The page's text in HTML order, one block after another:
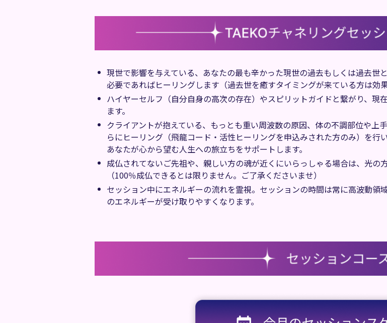
現世で影響を与えている、あなたの最も辛かった現世の過去もしくは過去世
必要であればヒーリングします（過去世を癒すタイミングが来ている方は効
ハイヤーセルフ（自分自身の高次の存在）やスピリットガイドと繋がり、
ます。
クライアントが抱えている、もっとも重い周波数の原因、体の不調部位や上
らにヒーリング（飛龍コード・活性ヒーリングを申込みされた方のみ）を行い
あなたが心から望む人生への旅立ちをサポートします。
成仏されてないご先祖や、親しい方の魂が近くにいらっしゃる場合は、光の
（100％成仏できるとは限りません。ご了承くださいませ）
セッション中にエネルギーの流れを霊視。セッションの時間は常に高波動
のエネルギーが受け取りやすくなります。